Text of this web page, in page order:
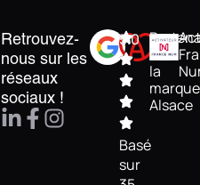
Retrouvez-
nous sur les
réseaux
sociaux !
5.0
Basé
sur
de
la
marque
Alsace